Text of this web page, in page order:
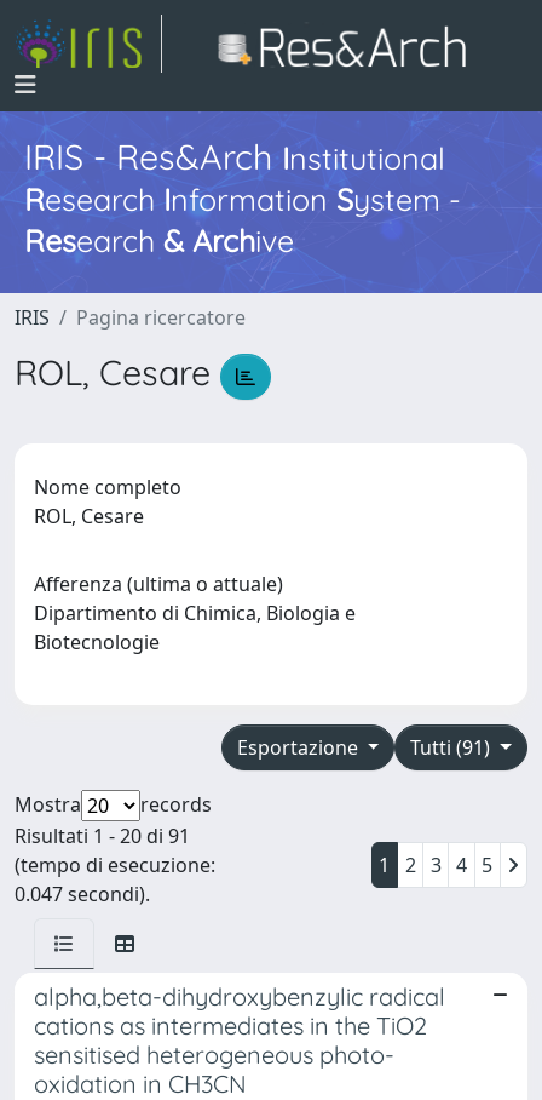
IRIS - Res&ArchInstitutional
Research InformationSystem -
Research & Archive
IRIS Pagina ricercatore
ROL, Cesare
Nome completo
ROL, Cesare
Afferenza (ultima o attuale)
Dipartimento di Chimica, Biologia e
Biotecnologie
Tutti (91)
Esportazione
Mostra
records
Risultati 1 - 20 di 91
(tempo di esecuzione:
0.047 secondi).
1 2 3 4 5
alpha,beta-dihydroxybenzylic radical
cations as intermediates in the TiO2
sensitised heterogeneous photo-
oxidation in CH3CN